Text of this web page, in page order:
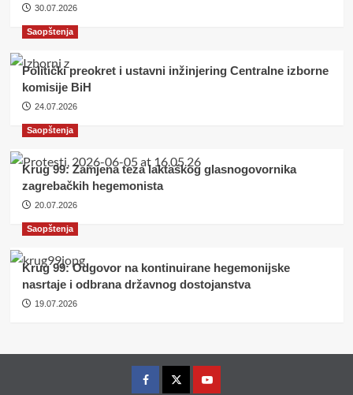
30.07.2026
Saopštenja
Politički preokret i ustavni inžinjering Centralne izborne
komisije BiH
24.07.2026
Saopštenja
Krug 99: Zamjena teza laktaškog glasnogovornika
zagrebačkih hegemonista
20.07.2026
Saopštenja
Krug 99: Odgovor na kontinuirane hegemonijske
nasrtaje i odbrana državnog dostojanstva
19.07.2026
FacebookTwitterYouTube